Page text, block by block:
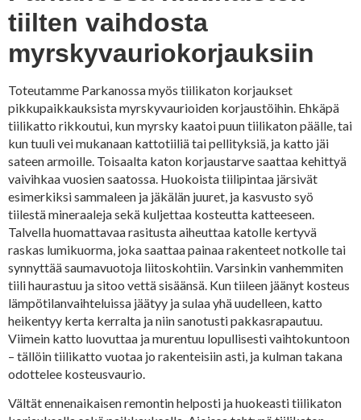
tiilten vaihdosta
myrskyvauriokorjauksiin
Toteutamme Parkanossa myös tiilikaton korjaukset
pikkupaikkauksista myrskyvaurioiden korjaustöihin. Ehkäpä
tiilikatto rikkoutui, kun myrsky kaatoi puun tiilikaton päälle, tai
kun tuuli vei mukanaan kattotiiliä tai pellityksiä, ja katto jäi
sateen armoille. Toisaalta katon korjaustarve saattaa kehittyä
vaivihkaa vuosien saatossa. Huokoista tiilipintaa järsivät
esimerkiksi sammaleen ja jäkälän juuret, ja kasvusto syö
tiilestä mineraaleja sekä kuljettaa kosteutta katteeseen.
Talvella huomattavaa rasitusta aiheuttaa katolle kertyvä
raskas lumikuorma, joka saattaa painaa rakenteet notkolle tai
synnyttää saumavuotoja liitoskohtiin. Varsinkin vanhemmiten
tiili haurastuu ja sitoo vettä sisäänsä. Kun tiileen jäänyt kosteus
lämpötilanvaihteluissa jäätyy ja sulaa yhä uudelleen, katto
heikentyy kerta kerralta ja niin sanotusti pakkasrapautuu.
Viimein katto luovuttaa ja murentuu lopullisesti vaihtokuntoon
– tällöin tiilikatto vuotaa jo rakenteisiin asti, ja kulman takana
odottelee kosteusvaurio.
Vältät ennenaikaisen remontin helposti ja huokeasti tiilikaton